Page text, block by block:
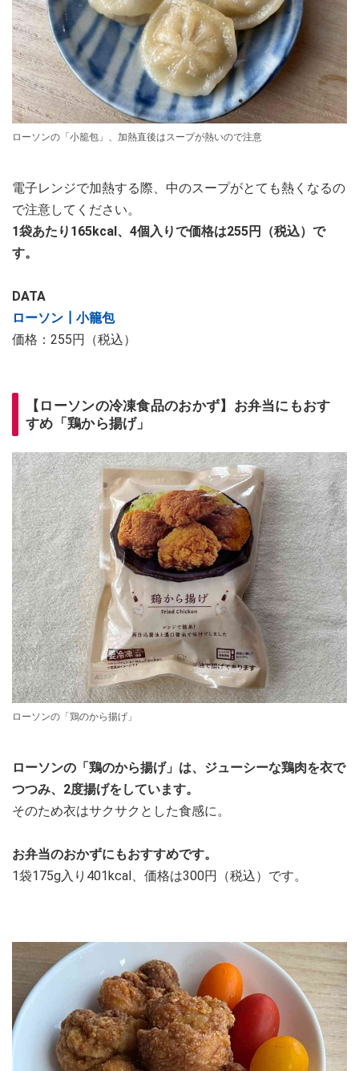
ローソンの「小籠包」、加熱直後はスープが熱いので注意
電子レンジで加熱する際、中のスープがとても熱くなるの
で注意してください。
1袋あたり165kcal、4個入りで価格は255円（税込）で
す。
DATA
ローソン┃小籠包
価格：255円（税込）
【ローソンの冷凍食品のおかず】お弁当にもおす
すめ「鶏から揚げ」
ローソンの「鶏のから揚げ」
ローソンの「鶏のから揚げ」は、ジューシーな鶏肉を衣で
つつみ、2度揚げをしています。
そのため衣はサクサクとした食感に。
お弁当のおかずにもおすすめです。
1袋175g入り401kcal、価格は300円（税込）です。